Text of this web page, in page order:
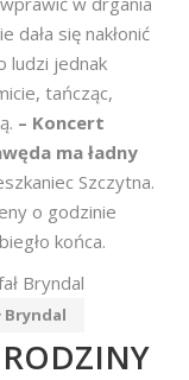
dała się nakłonić
ludzi jednak
tańcząc,
– Koncert
ma ładny
Szczytna.
o godzinie
końca.
Bryndal